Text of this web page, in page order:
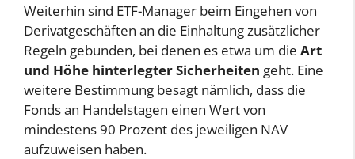
Weiterhin sind ETF-Manager beim Eingehen von
Derivatgeschäften an die Einhaltung zusätzlicher
Regeln gebunden, bei denen es etwa um die Art
und Höhe hinterlegter Sicherheiten geht. Eine
weitere Bestimmung besagt nämlich, dass die
Fonds an Handelstagen einen Wert von
mindestens 90 Prozent des jeweiligen NAV
aufzuweisen haben.